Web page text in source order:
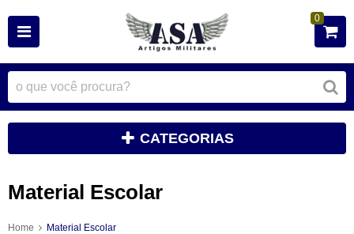
0
CATEGORIAS
Material Escolar
Home Material Escolar